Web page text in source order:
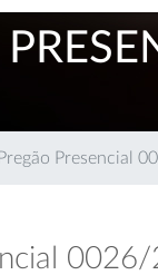
Pregão Presencial